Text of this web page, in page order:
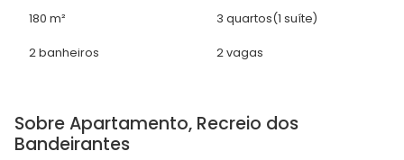
180 m² 3 quartos(1 suíte)
2 banheiros 2 vagas
Sobre Apartamento, Recreio dos
Bandeirantes